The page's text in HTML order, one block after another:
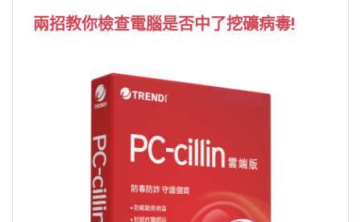
兩招教你檢查電腦是否中了挖礦病毒!